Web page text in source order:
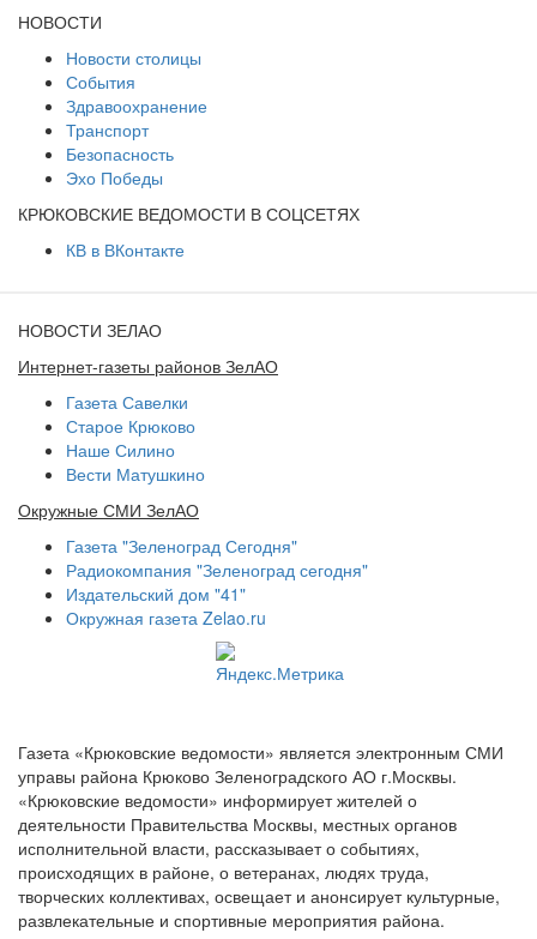
НОВОСТИ
Новости столицы
События
Здравоохранение
Транспорт
Безопасность
Эхо Победы
КРЮКОВСКИЕ ВЕДОМОСТИ В СОЦСЕТЯХ
КВ в ВКонтакте
НОВОСТИ ЗЕЛАО
Интернет-газеты районов ЗелАО
Газета Савелки
Старое Крюково
Наше Силино
Вести Матушкино
Окружные СМИ ЗелАО
Газета "Зеленоград Сегодня"
Радиокомпания "Зеленоград сегодня"
Издательский дом "41"
Окружная газета Zelao.ru
Газета «Крюковские ведомости» является электронным СМИ
управы района Крюково Зеленоградского АО г.Москвы.
«Крюковские ведомости» информирует жителей о
деятельности Правительства Москвы, местных органов
исполнительной власти, рассказывает о событиях,
происходящих в районе, о ветеранах, людях труда,
творческих коллективах, освещает и анонсирует культурные,
развлекательные и спортивные мероприятия района.